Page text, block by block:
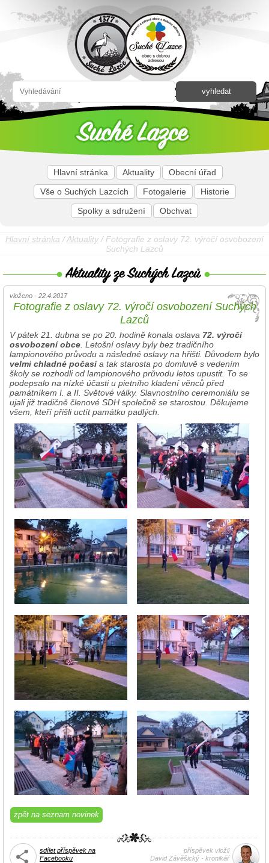
Hlavní stránka Aktuality
Obecní úřad
Vše o Suchých Lazcích
Fotogalerie
Historie
Spolky a sdružení
Obchvat
Hlavní stránka /Aktuality / Fotografie z oslavy 72. výročí osvobození
Suchých Lazců
vloženo - 22.4.2017
Fotografie z oslavy 72. výročí osvobození Suchých
Lazců
V pátek 21. dubna se po 20. hodině konala oslava 72. výročí
osvobození obce . Letošní oslavy byly bez tradičního
lampionového průvodu a následné oslavy na hřišti. Důvodem bylo
velmi chladné počasía tak starosta po domluvě s vedením
školy se rozhodli od lampionového průvodu letos upustit. To se
podepsalo na nízké účasti u pietního kladení věnců před
památníkem I. a II. Světové války. Slavnostního ceremoniálu se
ujali již tradičně členové SDH společně se starostou. Děkujeme
všem, kteří přišli uctít památku padlých.
zpět na seznam novinek
sdílet příspěvek na
Facebooku
příspěvek vložil
David Závěšický - kronikář